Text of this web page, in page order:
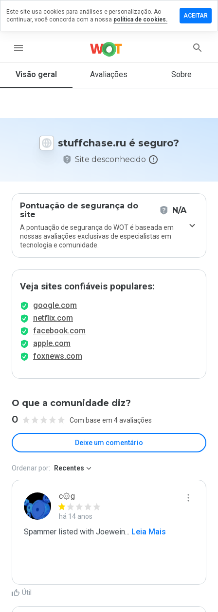
menu
Visão geral Avaliações Sobre
stuffchase.ru é seguro?
Site desconhecido
Pontuação de segurança do
site
N/A
A pontuação de segurança do WOT é baseada em
nossas avaliações exclusivas de especialistas em
tecnologia e comunidade.
Veja sites confiáveis populares:
google.com
netflix.com
facebook.com
apple.com
foxnews.com
O que a comunidade diz?
0 Com base em 4 avaliações
Deixe um comentário
um
que
Ordenar por: Recentes
c۞g
há 14 anos
Spammer listed with Joewein ... Leia Mais
Útil
Este site usa cookies para análises e personalização. Ao
continuar, você concorda com a nossa política de cookies.
ACEITAR